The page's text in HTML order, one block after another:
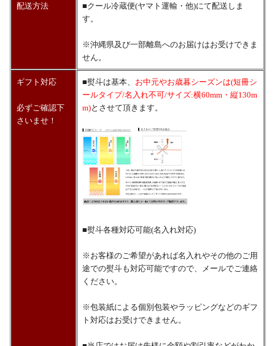
配送方法
■クール冷蔵便(ヤマト運輸・他)にて配送しま
す。
※沖縄県及び一部離島へのお届けはお受けできま
せん。
ギフト対応
必ずご確認下
さいませ！
■熨斗は基本、 お中元やお歳暮シーズンは(短冊シ
ールタイプ/名入れ不可/サイズ:横60mm・縦130m
m)とさせて頂きます。
■熨斗各種対応可能(名入れ対応)
※お客様のご希望があれば名入れやその他のご用
途での熨斗も対応可能ですので、メールでご連絡
ください。
※包装紙による個別包装やラッピングなどのギフ
ト対応はお受けできません。